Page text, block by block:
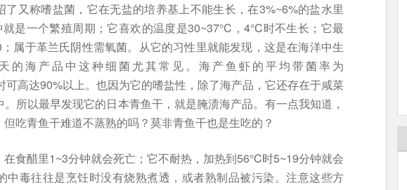
了又称嗜盐菌，它在无盐的培养基上不能生长，在3%~6%的盐水里
是一个繁殖周期；它喜欢的温度是30~37°C，4°C时不生长；它最
属于革兰氏阴性需氧菌。从它的习性里就能发现，这是在海洋中生
的海产品中这种细菌尤其常见。海产鱼虾的平均带菌率为
可高达90%以上。也因为它的嗜盐性，除了海产品，它还存在于咸菜
所以最早发现它的日本青鱼干，就是腌渍海产品。有一点我知道，
吃青鱼干难道不蒸熟的吗？莫非青鱼干也是生吃的？
食醋里1~3分钟就会死亡；它不耐热，加热到56°C时5~19分钟就会
中毒往往是烹饪时没有烧熟煮透，或者熟制品被污染。注意这些方